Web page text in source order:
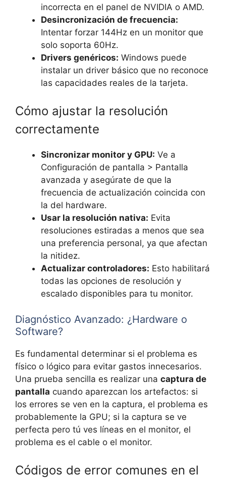
incorrecta en el panel de NVIDIA o AMD.
Desincronización de frecuencia:
Intentar forzar 144Hz en un monitor que
solo soporta 60Hz.
Drivers genéricos: Windows puede
instalar un driver básico que no reconoce
las capacidades reales de la tarjeta.
Cómo ajustar la resolución
correctamente
Sincronizar monitor y GPU: Ve a
Configuración de pantalla > Pantalla
avanzada y asegúrate de que la
frecuencia de actualización coincida con
la del hardware.
Usar la resolución nativa: Evita
resoluciones estiradas a menos que sea
una preferencia personal, ya que afectan
la nitidez.
Actualizar controladores: Esto habilitará
todas las opciones de resolución y
escalado disponibles para tu monitor.
Diagnóstico Avanzado: ¿Hardware o
Software?
Es fundamental determinar si el problema es
físico o lógico para evitar gastos innecesarios.
Una prueba sencilla es realizar una captura de
pantalla cuando aparezcan los artefactos: si
los errores se ven en la captura, el problema es
probablemente la GPU; si la captura se ve
perfecta pero tú ves líneas en el monitor, el
problema es el cable o el monitor.
Códigos de error comunes en el